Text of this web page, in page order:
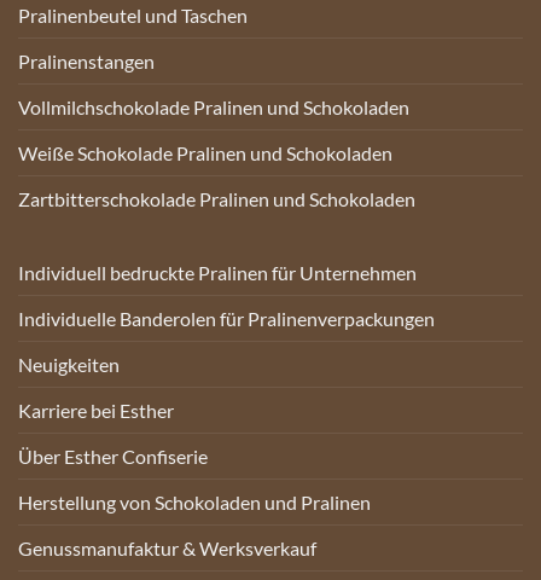
Pralinenbeutel und Taschen
Pralinenstangen
Vollmilchschokolade Pralinen und Schokoladen
Weiße Schokolade Pralinen und Schokoladen
Zartbitterschokolade Pralinen und Schokoladen
Individuell bedruckte Pralinen für Unternehmen
Individuelle Banderolen für Pralinenverpackungen
Neuigkeiten
Karriere bei Esther
Über Esther Confiserie
Herstellung von Schokoladen und Pralinen
Genussmanufaktur & Werksverkauf